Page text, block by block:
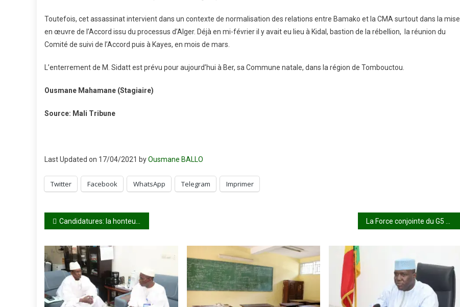
Toutefois, cet assassinat intervient dans un contexte de normalisation des relations entre Bamako et la CMA surtout dans la mise
en œuvre de l’Accord issu du processus d’Alger. Déjà en mi-février il y avait eu lieu à Kidal, bastion de la rébellion, la réunion du
Comité de suivi de l’Accord puis à Kayes, en mois de mars.
L’enterrement de M. Sidatt est prévu pour aujourd’hui à Ber, sa Commune natale, dans la région de Tombouctou.
Ousmane Mahamane (Stagiaire)
Source: Mali Tribune
Last Updated on 17/04/2021 byOusmane BALLO
Twitter Facebook WhatsApp Telegram Imprimer
Navigation
de
l’article
Candidatures: la honteuse course aux milliardaires